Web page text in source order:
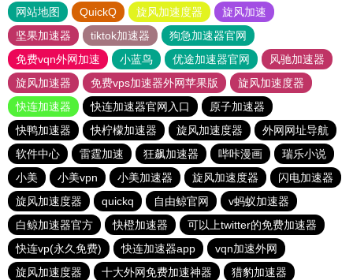
网站地图 QuickQ 旋风加速度器
旋风加速
坚果加速器
tiktok加速器
狗急加速器官网
免费vqn外网加速
小蓝鸟 优途加速器官网
风驰加速器
旋风加速器
免费vps加速器外网苹果版
旋风加速度器
快连加速器
快连加速器官网入口
原子加速器
快鸭加速器
快柠檬加速器 旋风加速度器
外网网址导航
软件中心
雷霆加速 狂飙加速器 哔咔漫画
瑞乐小说
小美
小美vpn 小美加速器 旋风加速度器
闪电加速器
旋风加速度器
quickq 自由鲸官网
v蚂蚁加速器
白鲸加速器官方
快橙加速器
可以上twitter的免费加速器
快连vp(永久免费)
快连加速器app
vqn加速外网
旋风加速度器
十大外网免费加速神器 猎豹加速器